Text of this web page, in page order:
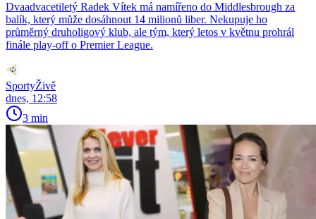
Dvaadvacetiletý Radek Vítek má namířeno do Middlesbrough za
balík, který může dosáhnout 14 milionů liber. Nekupuje ho
průměrný druholigový klub, ale tým, který letos v květnu prohrál
finále play-off o Premier League.
SportyŽivě
dnes, 12:58
3 min